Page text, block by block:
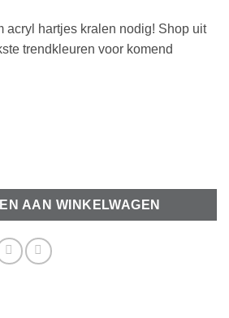
acryl hartjes kralen nodig! Shop uit
trendkleuren voor komend
Zacht geel aantal
AAN WINKELWAGEN